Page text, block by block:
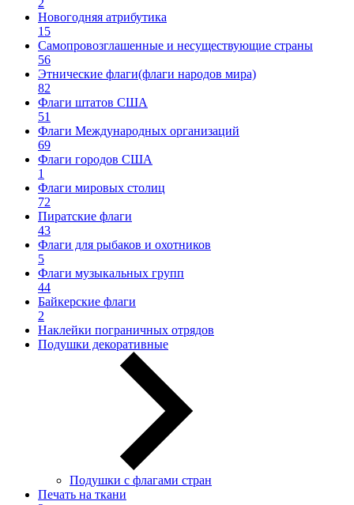
2
Новогодняя атрибутика
15
Самопровозглашенные и несуществующие страны
56
Этнические флаги(флаги народов мира)
82
Флаги штатов США
51
Флаги Международных организаций
69
Флаги городов США
1
Флаги мировых столиц
72
Пиратские флаги
43
Флаги для рыбаков и охотников
5
Флаги музыкальных групп
44
Байкерские флаги
2
Наклейки пограничных отрядов
Подушки декоративные
Подушки с флагами стран
Печать на ткани